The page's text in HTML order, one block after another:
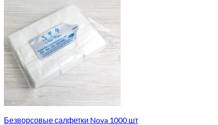
Безворсовые салфетки Nova 1000 шт